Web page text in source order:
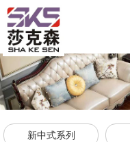
新中式系列